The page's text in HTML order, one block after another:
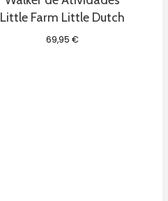
Little Farm Little Dutch
69,95 €